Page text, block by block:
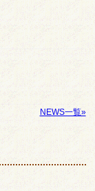
NEWS一覧»